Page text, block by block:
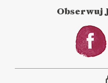
do 30 minut
DO CHLEBA
LUNCHE DO
POWRÓT DO
Obserwuj